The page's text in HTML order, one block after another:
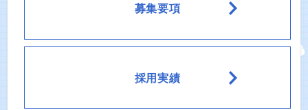
募集要項
採用実績